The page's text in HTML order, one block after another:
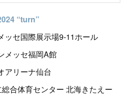
“turn”
ッセ国際展示場9-11ホール
メッセ福岡A館
アリーナ仙台
合体育センター 北海きたえー